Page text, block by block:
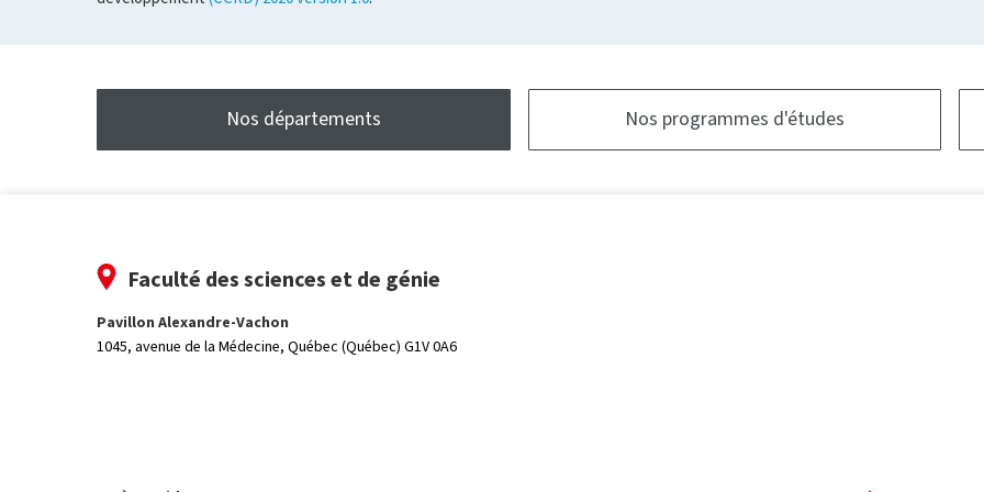
Nos départements Nos programmes d'études
Faculté des sciences et de génie
Pavillon Alexandre-Vachon
1045, avenue de la Médecine, Québec (Québec) G1V 0A6